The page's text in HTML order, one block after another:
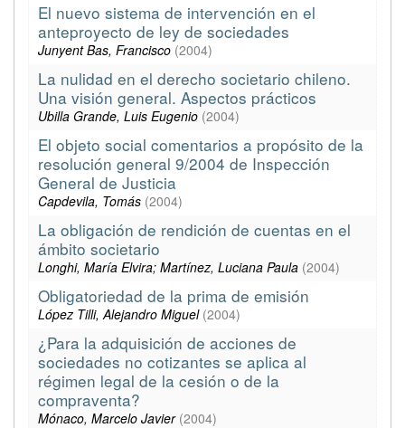
El nuevo sistema de intervención en el
anteproyecto de ley de sociedades
Junyent Bas, Francisco (2004)
La nulidad en el derecho societario chileno.
Una visión general. Aspectos prácticos
Ubilla Grande, Luis Eugenio (2004)
El objeto social comentarios a propósito de la
resolución general 9/2004 de Inspección
General de Justicia
Capdevila, Tomás (2004)
La obligación de rendición de cuentas en el
ámbito societario
Longhi, María Elvira; Martínez, Luciana Paula (2004)
Obligatoriedad de la prima de emisión
López Tilli, Alejandro Miguel (2004)
¿Para la adquisición de acciones de
sociedades no cotizantes se aplica al
régimen legal de la cesión o de la
compraventa?
Mónaco, Marcelo Javier (2004)